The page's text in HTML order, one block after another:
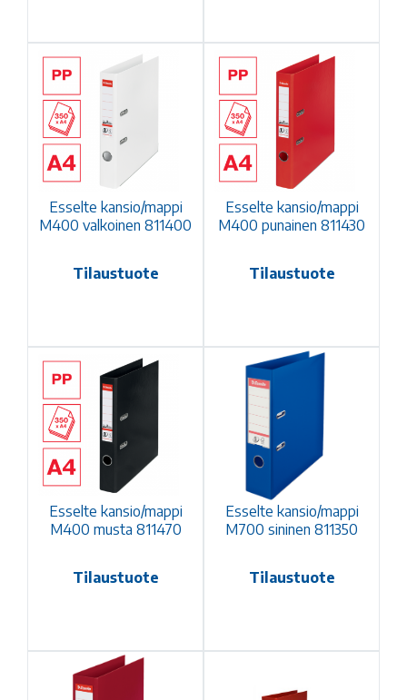
Esselte kansio/mappi
M400 valkoinen 811400
Tilaustuote
Esselte kansio/mappi
M400 punainen 811430
Tilaustuote
Esselte kansio/mappi
M400 musta 811470
Tilaustuote
Esselte kansio/mappi
M700 sininen 811350
Tilaustuote